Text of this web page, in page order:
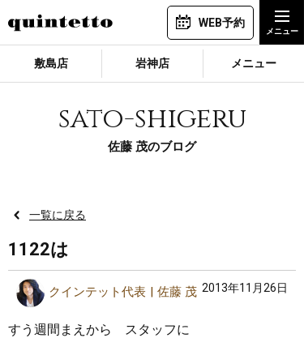
WEB予約
敷島店 岩神店 メニュー
sato-shigeru
佐藤 茂のブログ
一覧に戻る
1122は
クインテット代表 佐藤 茂 2013年11月26日
すう週間まえから スタッフに